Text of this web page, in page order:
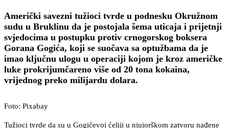
Američki savezni tužioci tvrde u podnesku Okružnom
sudu u Bruklinu da je postojala šema uticaja i prijetnji
svjedocima u postupku protiv crnogorskog boksera
Gorana Gogića, koji se suočava sa optužbama da je
imao ključnu ulogu u operaciji kojom je kroz američke
luke prokrijumčareno više od 20 tona kokaina,
vrijednog preko milijardu dolara.
Foto: Pixabay
Tužioci tvrde da su u Gogićevoj ćeliji u njujorškom zatvoru nađene